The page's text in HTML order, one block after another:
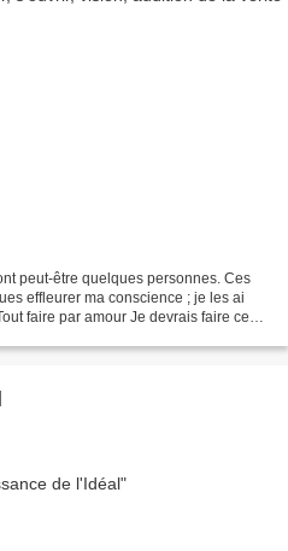
peut-être quelques personnes. Ces
effleurer ma conscience ; je les ai
faire par amour Je devrais faire ceci,